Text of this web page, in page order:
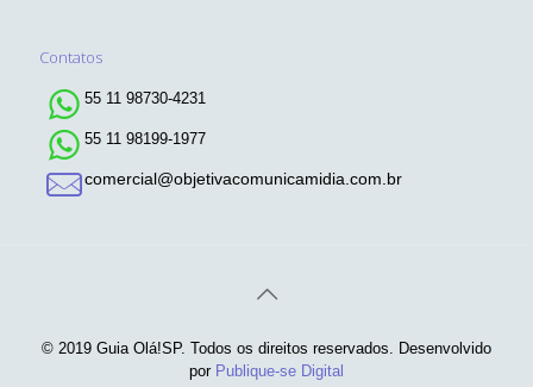
Contatos
55 11 98730-4231
55 11 98199-1977
comercial@objetivacomunicamidia.com.br
© 2019 Guia Olá!SP. Todos os direitos reservados. Desenvolvido
por Publique-se Digital